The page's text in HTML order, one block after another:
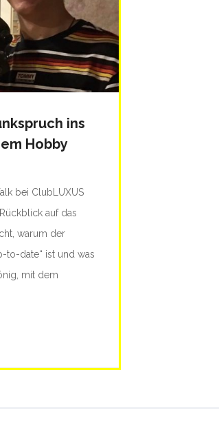
ins
Hobby
bei ClubLUXUS
auf das
warum der
to-date“ ist und was
mit dem